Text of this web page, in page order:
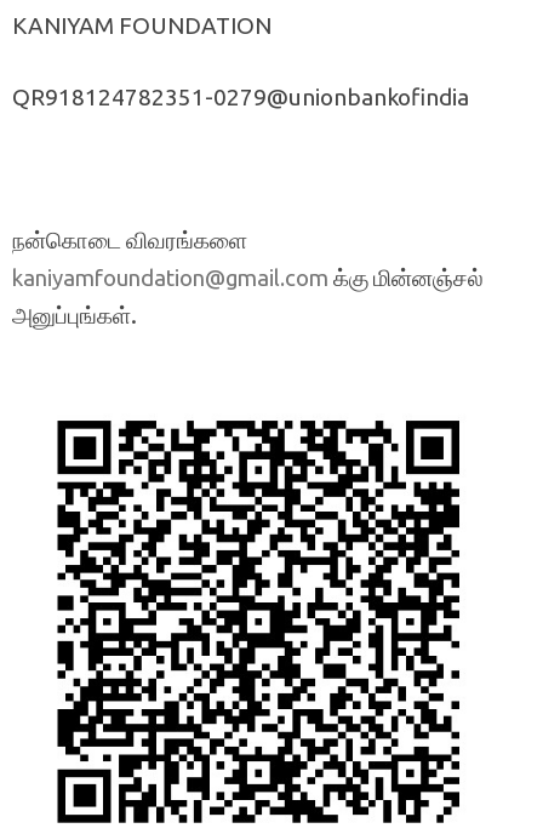
KANIYAM FOUNDATION
QR918124782351-0279@unionbankofindia
நன்கொடை விவரங்களை
kaniyamfoundation@gmail.com க்கு மின்னஞ்சல்
அனுப்புங்கள்.